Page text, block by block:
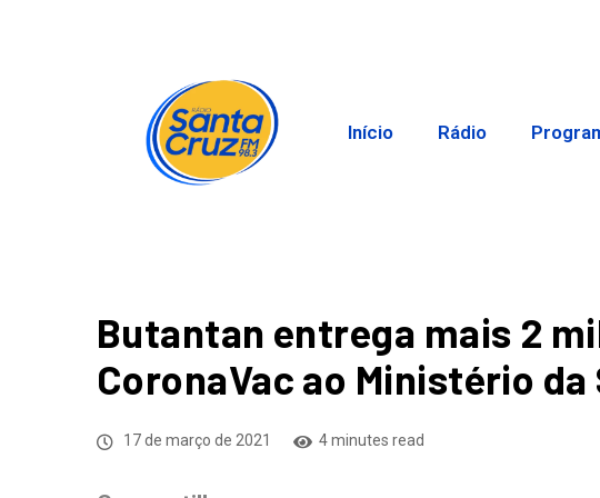
Início Rádio
Butantan entrega mais 2
CoronaVac ao Ministério
17 de março de 2021 4 minutes read